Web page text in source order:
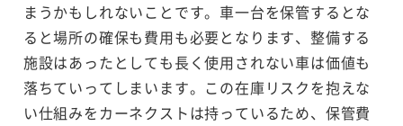
まうかもしれないことです。車一台を保管するとな
ると場所の確保も費用も必要となります、整備する
施設はあったとしても長く使用されない車は価値も
落ちていってしまいます。この在庫リスクを抱えな
い仕組みをカーネクストは持っているため、保管費